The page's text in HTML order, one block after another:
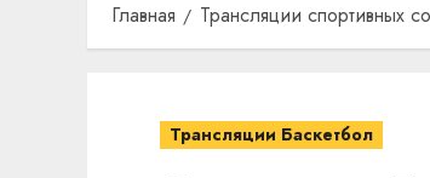
Главная Трансляции спортивных
Трансляции Баскетбол